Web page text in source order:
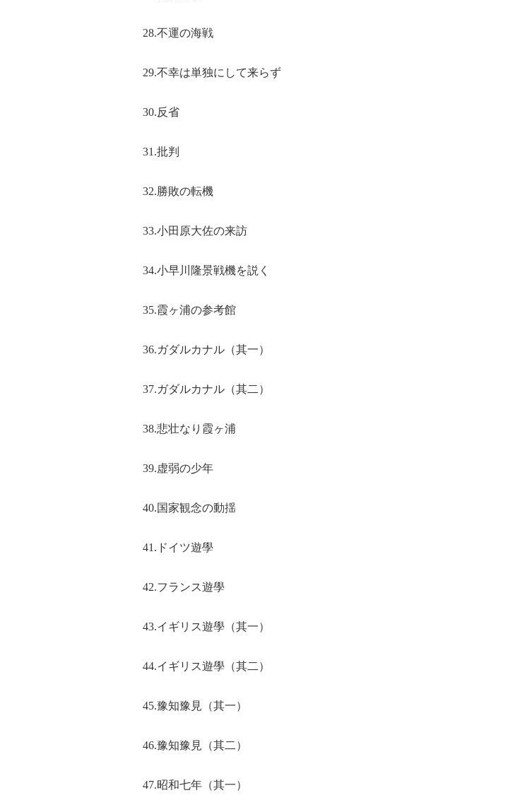
28.不運の海戦
29.不幸は単独にして来らず
30.反省
31.批判
32.勝敗の転機
33.小田原大佐の来訪
34.小早川隆景戦機を説く
35.霞ヶ浦の参考館
36.ガダルカナル（其一）
37.ガダルカナル（其二）
38.悲壮なり霞ヶ浦
39.虚弱の少年
40.国家観念の動揺
41.ドイツ遊學
42.フランス遊學
43.イギリス遊學（其一）
44.イギリス遊學（其二）
45.豫知豫見（其一）
46.豫知豫見（其二）
47.昭和七年（其一）